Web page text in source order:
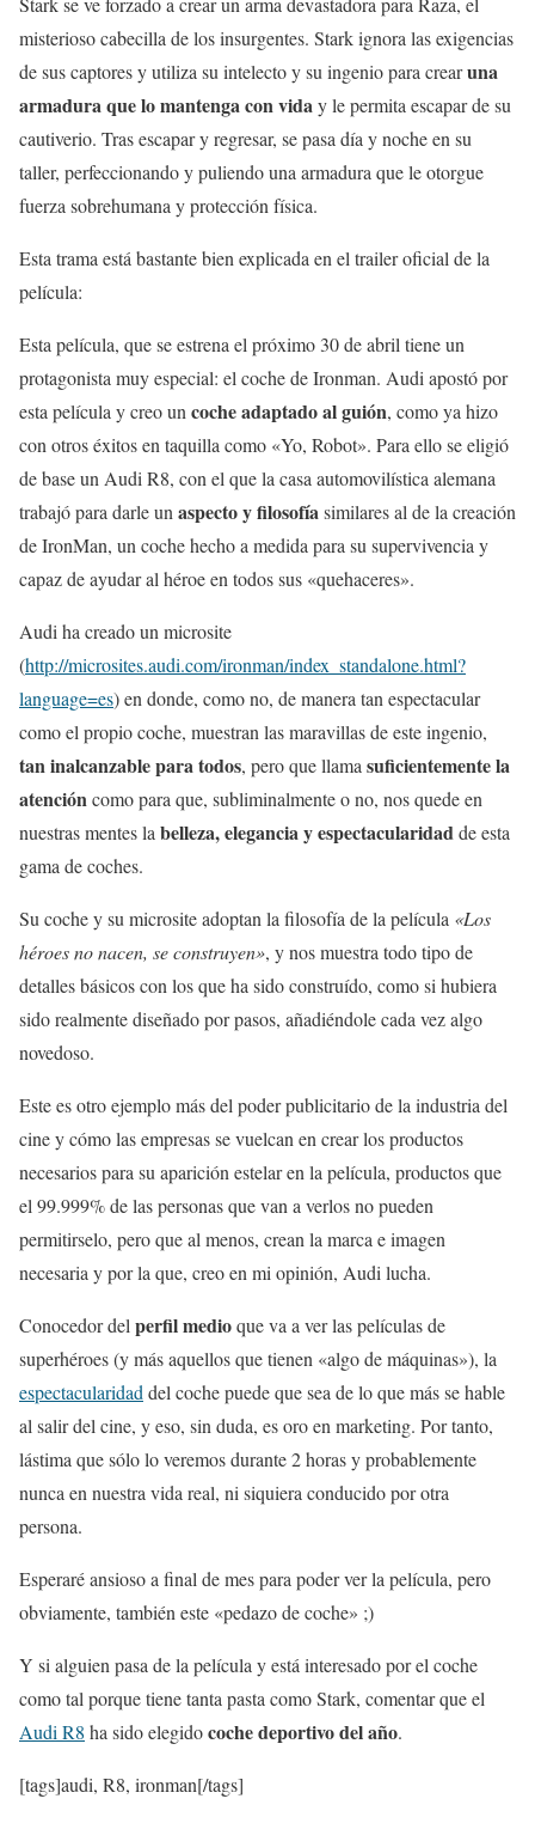
misterioso cabecilla de los insurgentes. Stark ignora las exigencias
de sus captores y utiliza su intelecto y su ingenio para crearuna
armadura que lo mantenga con viday le permita escapar de su
cautiverio. Tras escapar y regresar, se pasa día y noche en su
taller, perfeccionando y puliendo una armadura que le otorgue
fuerza sobrehumana y protección física.
Esta trama está bastante bien explicada en el trailer oficial de la
película:
Esta película, que se estrena el próximo 30 de abril tiene un
protagonista muy especial: el coche de Ironman. Audi apostó por
esta película y creo un coche adaptado al guión, como ya hizo
con otros éxitos en taquilla como «Yo, Robot». Para ello se eligió
de base un Audi R8, con el que la casa automovilística alemana
trabajó para darle un aspecto y filosofíasimilares al de la creación
de IronMan, un coche hecho a medida para su supervivencia y
capaz de ayudar al héroe en todos sus «quehaceres».
Audi ha creado un microsite
(http://microsites.audi.com/ironman/index_standalone.html?
language=es) en donde, como no, de manera tan espectacular
como el propio coche, muestran las maravillas de este ingenio,
tan inalcanzable para todos, pero que llama suficientemente la
atencióncomo para que, subliminalmente o no, nos quede en
nuestras mentes la belleza, elegancia y espectacularidadde esta
gama de coches.
Su coche y su microsite adoptan la filosofía de la película «Los
héroes no nacen, se construyen», y nos muestra todo tipo de
detalles básicos con los que ha sido construído, como si hubiera
sido realmente diseñado por pasos, añadiéndole cada vez algo
novedoso.
Este es otro ejemplo más del poder publicitario de la industria del
cine y cómo las empresas se vuelcan en crear los productos
necesarios para su aparición estelar en la película, productos que
el 99.999% de las personas que van a verlos no pueden
permitirselo, pero que al menos, crean la marca e imagen
necesaria y por la que, creo en mi opinión, Audi lucha.
Conocedor del perfil medioque va a ver las películas de
superhéroes (y más aquellos que tienen «algo de máquinas»), la
espectacularidad del coche puede que sea de lo que más se hable
al salir del cine, y eso, sin duda, es oro en marketing. Por tanto,
lástima que sólo lo veremos durante 2 horas y probablemente
nunca en nuestra vida real, ni siquiera conducido por otra
persona.
Esperaré ansioso a final de mes para poder ver la película, pero
obviamente, también este «pedazo de coche» ;)
Y si alguien pasa de la película y está interesado por el coche
como tal porque tiene tanta pasta como Stark, comentar que el
Audi R8 ha sido elegidocoche deportivo del año.
[tags]audi, R8, ironman[/tags]